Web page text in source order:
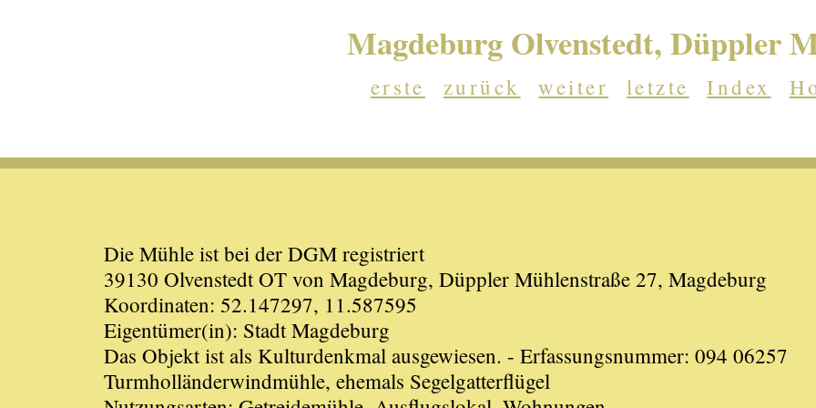
Magdeburg Olvenstedt, Düppler
erste zurück weiter letzte Index
Die Mühle ist bei der DGM registriert
39130 Olvenstedt OT von Magdeburg, Düppler Mühlenstraße 27, Magdeburg
Koordinaten: 52.147297, 11.587595
Eigentümer(in): Stadt Magdeburg
Das Objekt ist als Kulturdenkmal ausgewiesen. - Erfassungsnummer: 094 06257
Turmholländerwindmühle, ehemals Segelgatterflügel